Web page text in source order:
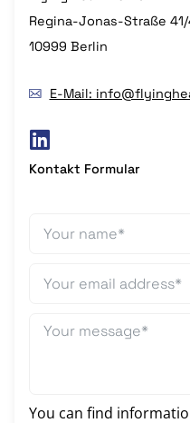
Regina-Jonas-Straße
10999 Berlin
E-Mail:
Kontakt Formular
You can find